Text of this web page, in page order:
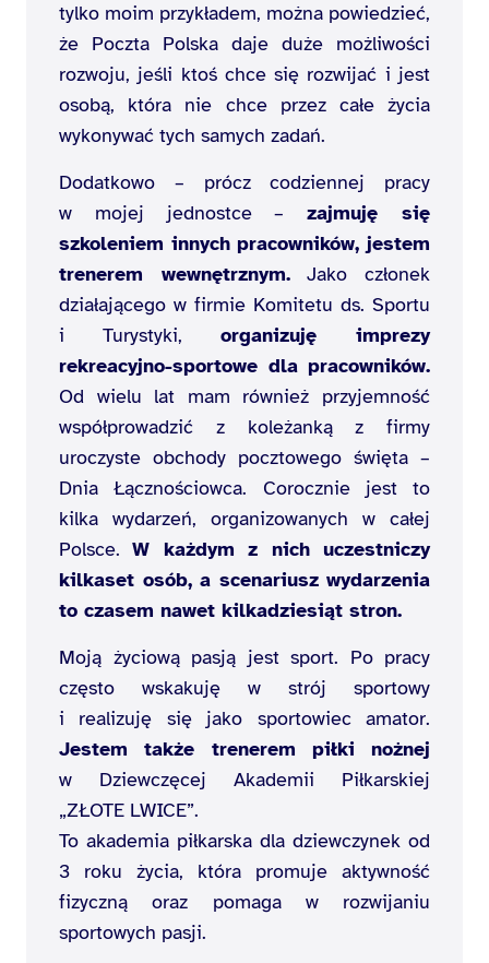
tylko moim przykładem, można powiedzieć,
że Poczta Polska daje duże możliwości
rozwoju, jeśli ktoś chce się rozwijać i jest
osobą, która nie chce przez całe życia
wykonywać tych samych zadań.
Dodatkowo – prócz codziennej pracy
w mojej jednostce –zajmuję się
szkoleniem innych pracowników, jestem
trenerem wewnętrznym.Jako członek
działającego w firmie Komitetu ds. Sportu
i Turystyki, organizuję imprezy
rekreacyjno-sportowe dla pracowników.
Od wielu lat mam również przyjemność
współprowadzić z koleżanką z firmy
uroczyste obchody pocztowego święta –
Dnia Łącznościowca. Corocznie jest to
kilka wydarzeń, organizowanych w całej
Polsce.W każdym z nich uczestniczy
kilkaset osób, a scenariusz wydarzenia
to czasem nawet kilkadziesiąt stron.
Moją życiową pasją jest sport. Po pracy
często wskakuję w strój sportowy
i realizuję się jako sportowiec amator.
Jestem także trenerem piłki nożnej
w Dziewczęcej Akademii Piłkarskiej
„ZŁOTE LWICE”.
To akademia piłkarska dla dziewczynek od
3 roku życia, która promuje aktywność
fizyczną oraz pomaga w rozwijaniu
sportowych pasji.